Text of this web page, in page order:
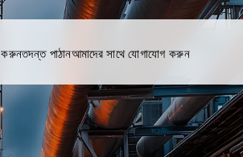
করুনতদন্ত পাঠানআমাদের সাথে যোগাযোগ করুন